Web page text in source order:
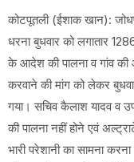
कोटपूतली (ईशाक खान):
धरना बुधवार को लगातार
के आदेश की पालना व गांव की
करवाने की मांग को लेकर
गया। सचिव कैलाश यादव व
की पालना नहीं होने एवं
भारी परेशानी का सामना